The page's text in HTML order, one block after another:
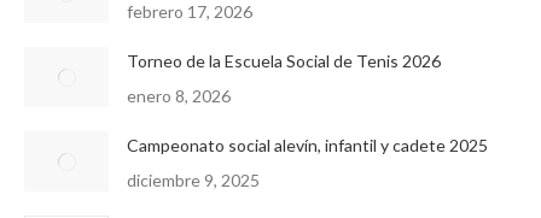
febrero 17, 2026
Torneo de la Escuela Social de Tenis 2026
enero 8, 2026
Campeonato social alevín, infantil y cadete 2025
diciembre 9, 2025